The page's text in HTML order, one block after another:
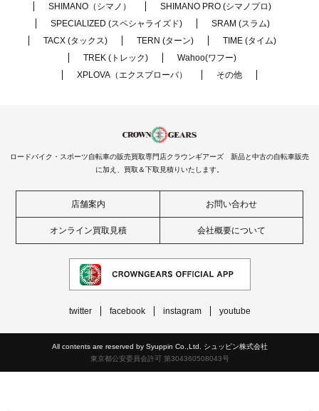
SHIMANO（シマノ）
SHIMANO PRO (シマノプロ)
SPECIALIZED (スペシャライズド)
SRAM (スラム)
TACX (タックス)
TERN (ターン)
TIME (タイム)
TREK (トレック)
Wahoo(ワフー)
XPLOVA（エクスプローバ）
その他
ロードバイク・スポーツ自転車の販売買取専門店クラウンギアーズ 新品と中古の自転車販売
に加え、買取＆下取見積りいたします。
店舗案内 お問い合わせ
オンライン買取見積 会社概要について
twitter facebook instagram youtube
All contents are reserved by Syuppin Co.,Ltd. シュッピン株式会社
東京都公安委員会許可 第304360508043号